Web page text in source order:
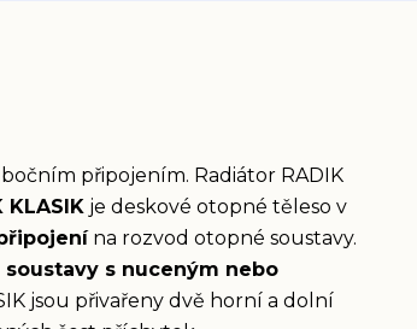
připojením. Radiátor RADIK
KLASIK je deskové otopné těleso v
na rozvod otopné soustavy.
s nuceným nebo
jsou přivařeny dvě horní a dolní